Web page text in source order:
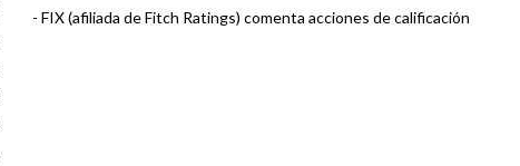
- FIX (afiliada de Fitch Ratings) comenta acciones de calificación